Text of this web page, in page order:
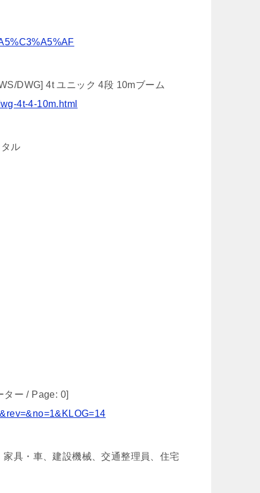
DWG] 4t ユニック 4段 10mブーム
4t-4-10m.html
ル
ター / Page: 0]
具・車、建設機械、交通整理員、住宅